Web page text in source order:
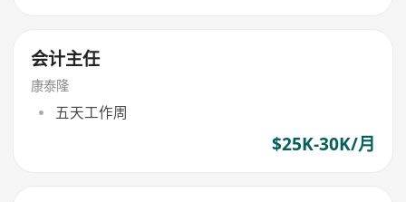
会计主任
康泰隆
五天工作周
$25K-30K/月